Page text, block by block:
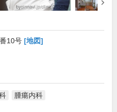
10号 [地図]
腫瘍内科